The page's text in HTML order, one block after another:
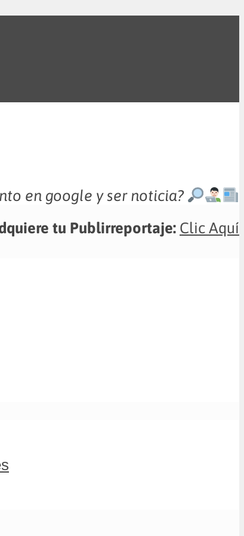
en google y ser noticia?
tu Publirreportaje: Clic Aquí